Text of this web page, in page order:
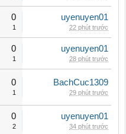
0
1
uyenuyen01
22 phút trước
0
1
uyenuyen01
28 phút trước
0
1
BachCuc1309
29 phút trước
0
2
uyenuyen01
34 phút trước